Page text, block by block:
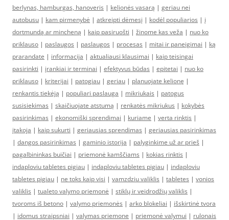
berlynas, hamburgas, hanoveris | kelionės vasarą | geriau nei
autobusu | kam pirmenybė | atkreipti dėmesį | kodėl populiarios | į
dortmundą ar mincheną | kaip pasiruošti | žinome kas veža | nuo ko
priklauso | paslaugos | paslaugos | procesas | mitai ir paneigimai | ką
prarandate | informacija | aktualiausi klausimai | kaip teisingai
pasirinkti | įrankiai ir terminai | efektyvus būdas | epitetai | nuo ko
priklauso | kriterijai | patogiau | geriau | planuojate kelionę |
renkantis tiekėją | populiari paslauga | mikriukais | patogus
susisiekimas | skaičiuojate atstumą | renkatės mikriukus | kokybės
pasirinkimas | ekonomiški sprendimai | kuriame | verta rinktis |
įtakoja | kaip sukurti | geriausias sprendimas | geriausias pasirinkimas
| dangos pasirinkimas | gaminio istorija | palyginkime už ar prieš |
pagalbininkas buičiai | priemonė kamščiams | kokias rinktis |
indaploviu tabletes pigiau | indaploviu tabletes pigiau | indaploviu
tabletes pigiau | ne toks kaip visi | vamzdziu valiklis | tabletes | vonios
valiklis | tualeto valymo priemonė | stiklų ir veidrodžių valiklis |
tvoroms iš betono | valymo priemonės | arko blokeliai | išskirtinė tvora
| idomus straipsniai | valymas priemone | priemonė valymui | rulonais